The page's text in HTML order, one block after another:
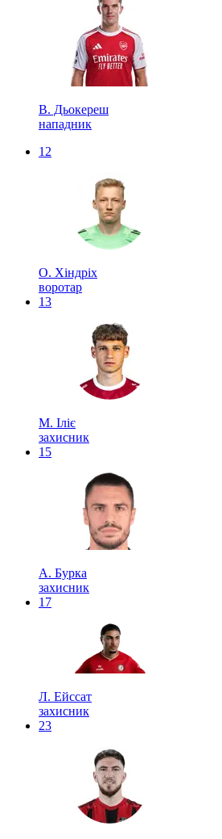
В. Дьокереш
нападник
12
О. Хіндріх
воротар
13
М. Іліє
захисник
15
А. Бурка
захисник
17
Л. Ейссат
захисник
23